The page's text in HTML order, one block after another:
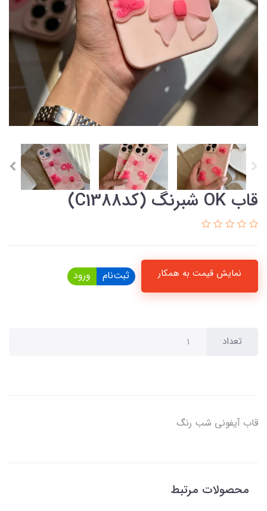
قاب OK شبرنگ (کدC1388)
نمایش قیمت به همکار ثبت‌نام ورود
تعداد
قاب آیفونی شب رنگ
محصولات مرتبط